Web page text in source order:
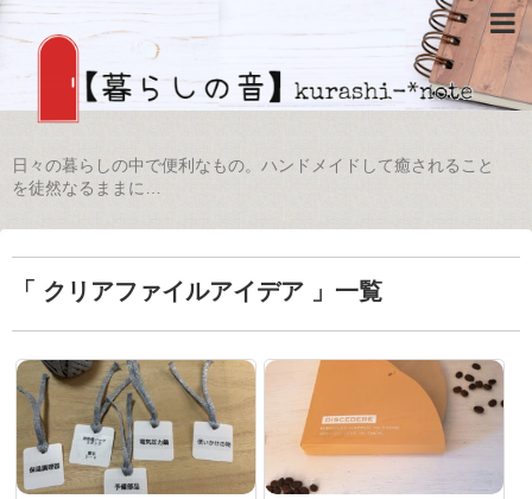
日々の暮らしの中で便利なもの。ハンドメイドして癒されること
を徒然なるままに…
「 クリアファイルアイデア 」一覧